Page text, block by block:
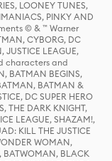
LOONEY TUNES,
PINKY AND
© & ™ Warner
CYBORG, DC
JUSTICE LEAGUE,
characters and
BATMAN BEGINS,
BATMAN &
DC SUPER HERO
THE DARK KNIGHT,
LEAGUE, SHAZAM!,
KILL THE JUSTICE
WOMAN,
BATWOMAN, BLACK